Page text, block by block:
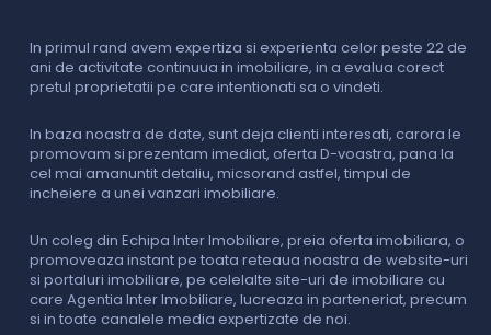
In primul rand avem expertiza si experienta celor peste 22 de
ani de activitate continuua in imobiliare, in a evalua corect
pretul proprietatii pe care intentionati sa o vindeti.
In baza noastra de date, sunt deja clienti interesati, carora le
promovam si prezentam imediat, oferta D-voastra, pana la
cel mai amanuntit detaliu, micsorand astfel, timpul de
incheiere a unei vanzari imobiliare.
Un coleg din Echipa Inter Imobiliare, preia oferta imobiliara, o
promoveaza instant pe toata reteaua noastra de website-uri
si portaluri imobiliare, pe celelalte site-uri de imobiliare cu
care Agentia Inter Imobiliare, lucreaza in parteneriat, precum
si in toate canalele media expertizate de noi.